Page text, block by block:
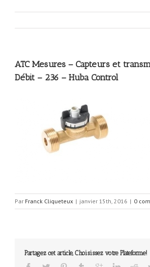
ATC Mesures – Capteurs et
Débit – 236 – Huba Control
Par Franck Cliqueteux | janvier 15th, 2016 | 0
Partagez cet article, Choisissez votre Plateforme!